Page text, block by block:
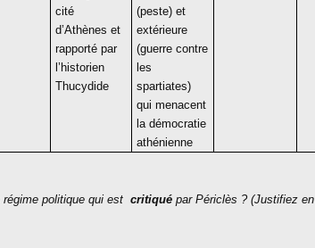
cité
d’Athènes et
rapporté par
l’historien
Thucydide
(peste) et
extérieure
(guerre contre
les
spartiates)
qui menacent
la démocratie
athénienne
politique qui est critiqué par Périclès ? (Justifiez en